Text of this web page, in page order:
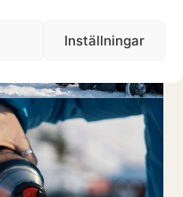
Inställningar